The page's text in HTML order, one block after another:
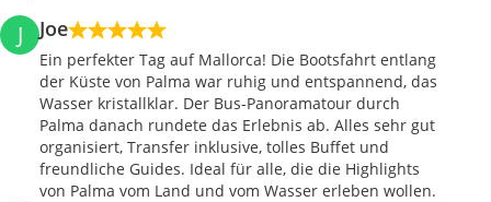
J Joe
Ein perfekter Tag auf Mallorca! Die Bootsfahrt entlang
der Küste von Palma war ruhig und entspannend, das
Wasser kristallklar. Der Bus-Panoramatour durch
Palma danach rundete das Erlebnis ab. Alles sehr gut
organisiert, Transfer inklusive, tolles Buffet und
freundliche Guides. Ideal für alle, die die Highlights
von Palma vom Land und vom Wasser erleben wollen.